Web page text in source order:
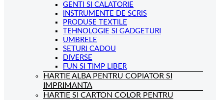
GENTI SI CALATORIE
INSTRUMENTE DE SCRIS
PRODUSE TEXTILE
TEHNOLOGIE SI GADGETURI
UMBRELE
SETURI CADOU
DIVERSE
FUN SI TIMP LIBER
HARTIE ALBA PENTRU COPIATOR SI
IMPRIMANTA
HARTIE SI CARTON COLOR PENTRU